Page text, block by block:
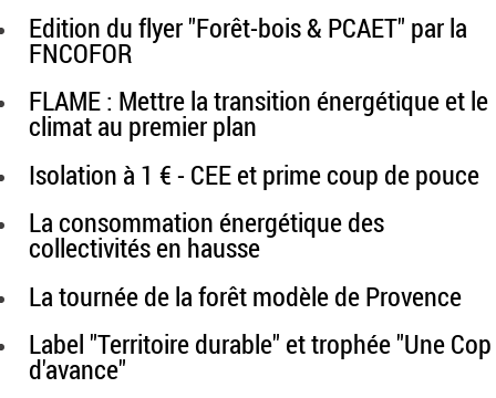
Edition du flyer "Forêt-bois & PCAET" par la
FNCOFOR
FLAME : Mettre la transition énergétique et le
climat au premier plan
Isolation à 1 € - CEE et prime coup de pouce
La consommation énergétique des
collectivités en hausse
La tournée de la forêt modèle de Provence
Label "Territoire durable" et trophée "Une Cop
d'avance"